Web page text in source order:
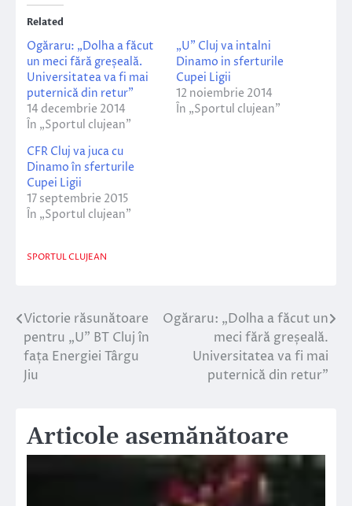
Related
Ogăraru: „Dolha a făcut
un meci fără greșeală.
Universitatea va fi mai
puternică din retur”
14 decembrie 2014
În „Sportul clujean”
„U” Cluj va intalni
Dinamo in sferturile
Cupei Ligii
12 noiembrie 2014
În „Sportul clujean”
CFR Cluj va juca cu
Dinamo în sferturile
Cupei Ligii
17 septembrie 2015
În „Sportul clujean”
SPORTUL CLUJEAN
Navigare
în
articole
Victorie răsunătoare
pentru „U” BT Cluj în
fața Energiei Târgu
Jiu
Ogăraru: „Dolha a făcut un
meci fără greșeală.
Universitatea va fi mai
puternică din retur”
Articole asemănătoare